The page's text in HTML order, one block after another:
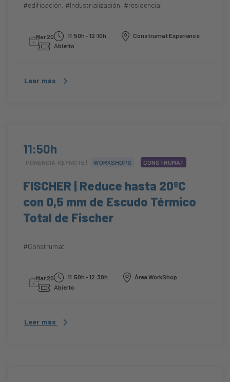
#edificación, #Industrialización, #residencial
Mar 20 11:50h - 12:10h
Construmat Experience
Abierto
Leer más
11:50h
PONENCIA-KEYNOTE | WORKSHOPS CONSTRUMAT
FISCHER | Reduce hasta 20ºC
con 0,5 mm de Escudo Térmico
Total de Fischer
#Construmat
Mar 20 11:50h - 12:30h
Área WorkShop
Abierto
Leer más